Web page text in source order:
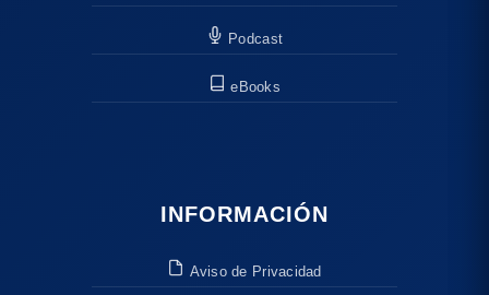
Podcast
eBooks
INFORMACIÓN
Aviso de Privacidad